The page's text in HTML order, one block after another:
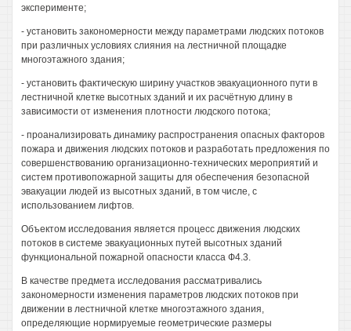
эксперименте;
- установить закономерности между параметрами людских потоков
при различных условиях слияния на лестничной площадке
многоэтажного здания;
- установить фактическую ширину участков эвакуационного пути в
лестничной клетке высотных зданий и их расчётную длину в
зависимости от изменения плотности людского потока;
- проанализировать динамику распространения опасных факторов
пожара и движения людских потоков и разработать предложения по
совершенствованию организационно-технических мероприятий и
систем противопожарной защиты для обеспечения безопасной
эвакуации людей из высотных зданий, в том числе, с
использованием лифтов.
Объектом исследования является процесс движения людских
потоков в системе эвакуационных путей высотных зданий
функциональной пожарной опасности класса Ф4.3.
В качестве предмета исследования рассматривались
закономерности изменения параметров людских потоков при
движении в лестничной клетке многоэтажного здания,
определяющие нормируемые геометрические размеры